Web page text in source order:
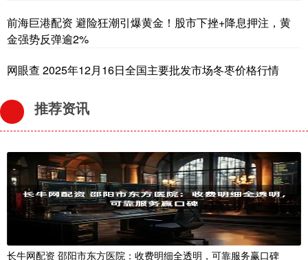
前海巨港配资 避险狂潮引爆黄金！股市下挫+降息押注，黄
金强势反弹逾2%
网眼查 2025年12月16日全国主要批发市场冬枣价格行情
推荐资讯
长牛网配资 邵阳市东方医院：收费明细全透明，可靠服务赢口碑